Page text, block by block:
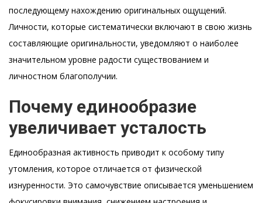
последующему нахождению оригинальных ощущений.
Личности, которые систематически включают в свою жизнь
составляющие оригинальности, уведомляют о наиболее
значительном уровне радости существованием и
личностном благополучии.
Почему единообразие
увеличивает усталость
Единообразная активность приводит к особому типу
утомления, которое отличается от физической
изнуренности. Это самочувствие описывается уменьшением